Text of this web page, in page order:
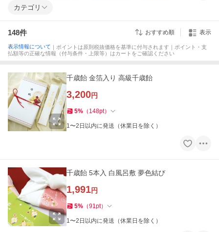
カテゴリ
148件 おすすめ順 表示
表示情報について ｜ポイントは原則税抜価格を基準に付与されます｜ポイント・支
払額等の正確な情報（付与条件・上限等）はカートをご確認ください
千歳飴 金箔入り 高級千歳飴
3,200円
5% （ 148pt）
1〜2日以内に発送（休業日を除く）
千歳飴 5本入 白風呂敷 夢色結び
1,991円
5% （91 pt）
1〜2日以内に発送（休業日を除く）